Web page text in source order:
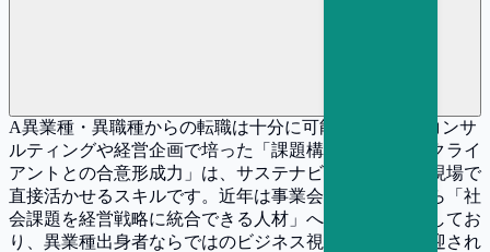
A異業種・異職種からの転職は十分に可能です。戦略コンサ
ルティングや経営企画で培った「課題構造化力」や「クライ
アントとの合意形成力」は、サステナビリティ戦略の現場で
直接活かせるスキルです。近年は事業会社の経営層から「社
会課題を経営戦略に統合できる人材」への需要が急増してお
り、異業種出身者ならではのビジネス視点がむしろ歓迎され